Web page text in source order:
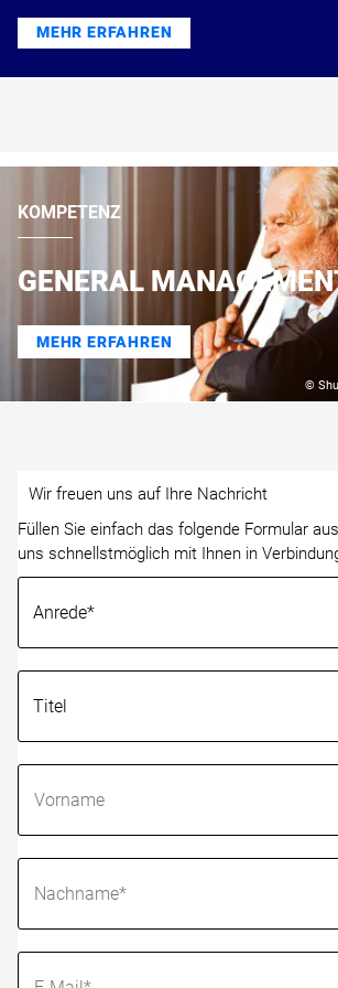
MEHR ERFAHREN
©
KOMPETENZ
GENERAL
MEHR ERFAHREN
Wir freuen uns auf Ihre Nachricht
Füllen Sie einfach das folgende Formular
uns schnellstmöglich mit Ihnen in